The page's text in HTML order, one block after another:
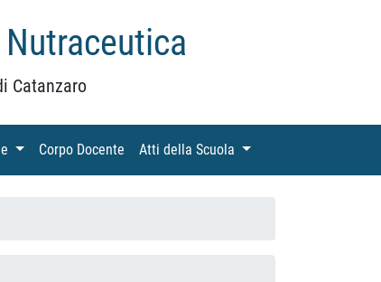
Catanzaro
(current)Corpo Docente (current)
Atti della Scuola (current)